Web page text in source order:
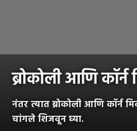
ब्रोकोली आणि
नंतर त्यात ब्रोकोली आणि कॉर्न
चांगले शिजवून घ्या.